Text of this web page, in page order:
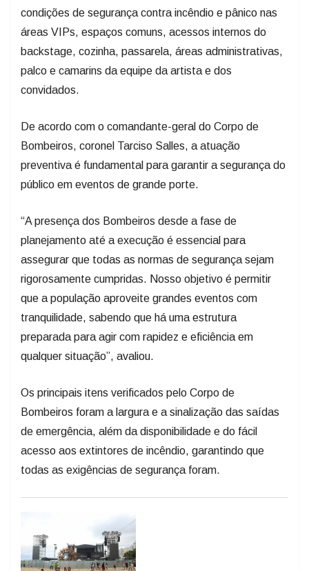
condições de segurança contra incêndio e pânico nas
áreas VIPs, espaços comuns, acessos internos do
backstage, cozinha, passarela, áreas administrativas,
palco e camarins da equipe da artista e dos
convidados.
De acordo com o comandante-geral do Corpo de
Bombeiros, coronel Tarciso Salles, a atuação
preventiva é fundamental para garantir a segurança do
público em eventos de grande porte.
“A presença dos Bombeiros desde a fase de
planejamento até a execução é essencial para
assegurar que todas as normas de segurança sejam
rigorosamente cumpridas. Nosso objetivo é permitir
que a população aproveite grandes eventos com
tranquilidade, sabendo que há uma estrutura
preparada para agir com rapidez e eficiência em
qualquer situação”, avaliou.
Os principais itens verificados pelo Corpo de
Bombeiros foram a largura e a sinalização das saídas
de emergência, além da disponibilidade e do fácil
acesso aos extintores de incêndio, garantindo que
todas as exigências de segurança foram.